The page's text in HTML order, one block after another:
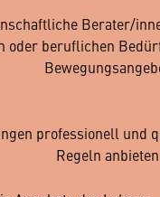
Berater/
oder beruflichen
professionell
Regeln